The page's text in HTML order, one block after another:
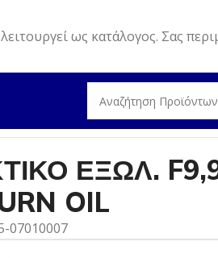
ως κατάλογος. Σας
ΕΞΩΛ.
OIL
07010007